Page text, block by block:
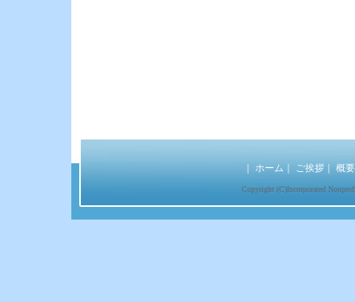
ホーム ご挨拶 概要
Copyright (C)Incorporated